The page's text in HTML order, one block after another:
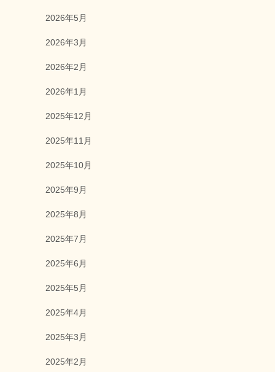
2026年5月
2026年3月
2026年2月
2026年1月
2025年12月
2025年11月
2025年10月
2025年9月
2025年8月
2025年7月
2025年6月
2025年5月
2025年4月
2025年3月
2025年2月